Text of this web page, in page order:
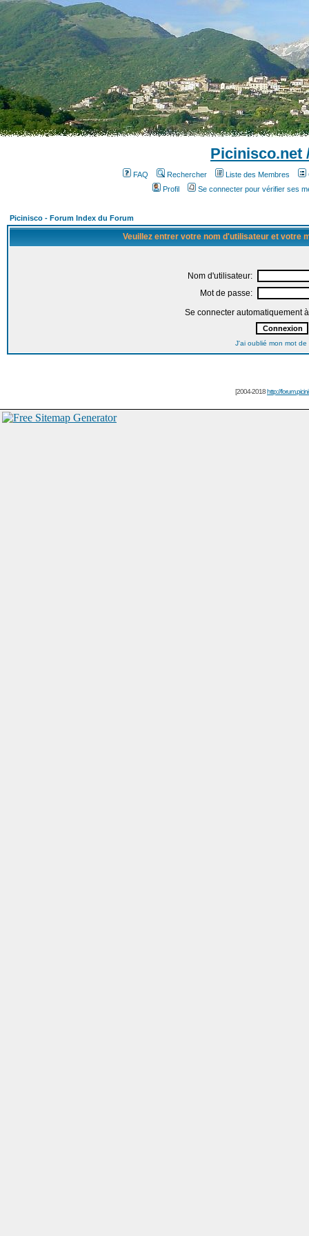
Picinisco.net
FAQ Rechercher Liste des Membres
Profil
Se connecter pour vérifier ses
Picinisco - Forum Index du Forum
Veuillez entrer votre nom d'utilisateur et votre
Nom d'utilisateur:
Mot de passe:
Se connecter automatiquement
J'ai oublié mon mot de
[2004-2018http://